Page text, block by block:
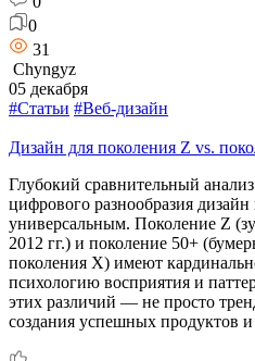
0
31
Chyngyz
05 декабря
#Статьи #Веб-дизайн
Дизайн для поколения Z vs.
Глубокий сравнительный
цифрового разнообразия дизайн
универсальным. Поколение Z
2012 гг.) и поколение 50+
поколения X) имеют
психологию восприятия и
этих различий — не просто
создания успешных продуктов